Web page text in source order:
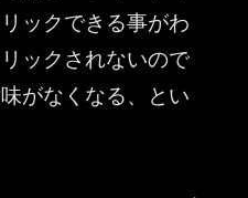
ックできる事がわ
ックされないので
がなくなる、とい